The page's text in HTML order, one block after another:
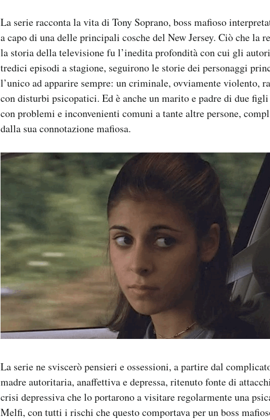
La serie racconta la vita di Tony Soprano, boss mafioso
a capo di una delle principali cosche del New Jersey. Ciò che la
la storia della televisione fu l’inedita profondità con cui gli
tredici episodi a stagione, seguirono le storie dei personaggi
l’unico ad apparire sempre: un criminale, ovviamente violento,
con disturbi psicopatici. Ed è anche un marito e padre di due
con problemi e inconvenienti comuni a tante altre persone,
dalla sua connotazione mafiosa.
La serie ne sviscerò pensieri e ossessioni, a partire dal
madre autoritaria, anaffettiva e depressa, ritenuto fonte di
crisi depressiva che lo portarono a visitare regolarmente una
Melfi, con tutti i rischi che questo comportava per un boss